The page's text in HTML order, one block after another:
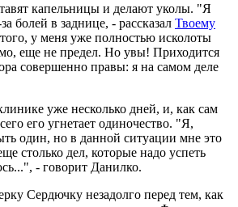
капельницы и делают уколы. "Я
болей в заднице, - рассказал Твоему
у меня уже полностью исколоты
еще не предел. Но увы! Приходится
совершенно правы: я на самом деле
уже несколько дней, и, как сам
его угнетает одиночество. "Я,
один, но в данной ситуации мне это
столько дел, которые надо успеть
- говорит Данилко.
Сердючку незадолго перед тем, как